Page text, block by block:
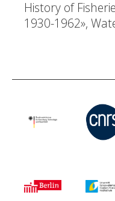
History of
1930-1962»,